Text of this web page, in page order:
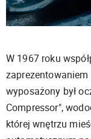
W 1967 roku
wyposażony był
Compressor",
której wnętrzu